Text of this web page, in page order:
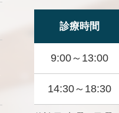
診療時間
9:00～13:00
14:30～18:30